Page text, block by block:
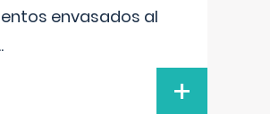
envasados al
+